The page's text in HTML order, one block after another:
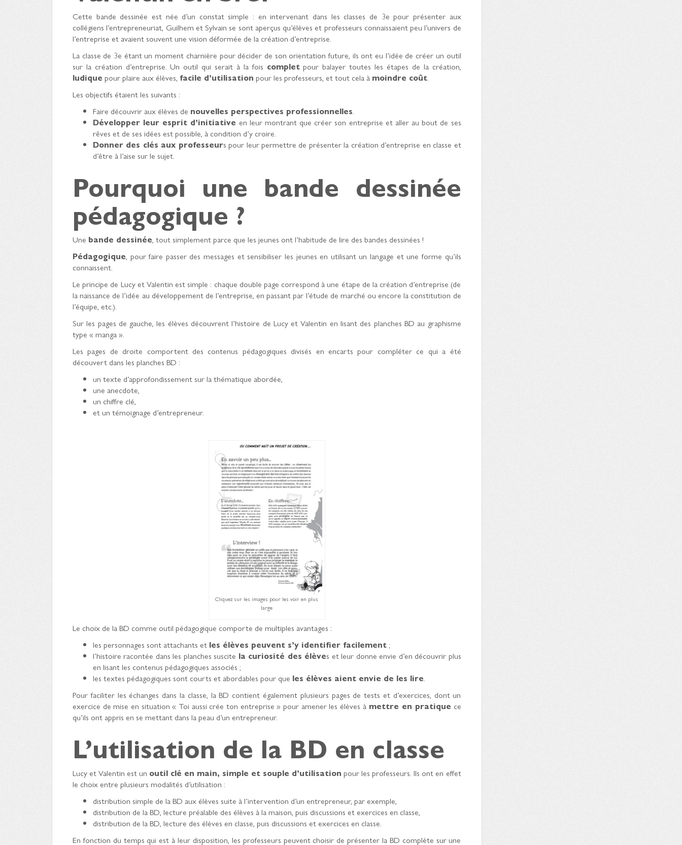
Cette bande dessinée est née d’un constat simple : en intervenant dans les classes de 3e pour présenter aux
collégiens l’entrepreneuriat, Guilhem et Sylvain se sont aperçus qu’élèves et professeurs connaissaient peu l’univers de
l’entreprise et avaient souvent une vision déformée de la création d’entreprise.
La classe de 3e étant un moment charnière pour décider de son orientation future, ils ont eu l’idée de créer un outil
sur la création d’entreprise. Un outil qui serait à la fois completpour balayer toutes les étapes de la création,
ludique pour plaire aux élèves, facile d’utilisation pour les professeurs, et tout cela à moindre coût.
Les objectifs étaient les suivants :
Faire découvrir aux élèves de nouvelles perspectives professionnelles.
Développer leur esprit d’initiative en leur montrant que créer son entreprise et aller au bout de ses
rêves et de ses idées est possible, à condition d’y croire.
Donner des clés aux professeurs pour leur permettre de présenter la création d’entreprise en classe et
d’être à l’aise sur le sujet.
Pourquoi une bande dessinée
pédagogique ?
Une bande dessinée, tout simplement parce que les jeunes ont l’habitude de lire des bandes dessinées !
Pédagogique, pour faire passer des messages et sensibiliser les jeunes en utilisant un langage et une forme qu’ils
connaissent.
Le principe de Lucy et Valentin est simple : chaque double page correspond à une étape de la création d’entreprise (de
la naissance de l’idée au développement de l’entreprise, en passant par l’étude de marché ou encore la constitution de
l’équipe, etc.).
Sur les pages de gauche, les élèves découvrent l’histoire de Lucy et Valentin en lisant des planches BD au graphisme
type « manga ».
Les pages de droite comportent des contenus pédagogiques divisés en encarts pour compléter ce qui a été
découvert dans les planches BD :
un texte d’approfondissement sur la thématique abordée,
une anecdote,
un chiffre clé,
et un témoignage d’entrepreneur.
Cliquez sur les images pour les voir en plus
large
Le choix de la BD comme outil pédagogique comporte de multiples avantages :
les personnages sont attachants et les élèves peuvent s’y identifier facilement;
l’histoire racontée dans les planches suscite la curiosité des élèves et leur donne envie d’en découvrir plus
en lisant les contenus pédagogiques associés ;
les textes pédagogiques sont courts et abordables pour que les élèves aient envie de les lire.
Pour faciliter les échanges dans la classe, la BD contient également plusieurs pages de tests et d’exercices, dont un
exercice de mise en situation « Toi aussi crée ton entreprise » pour amener les élèves àmettre en pratique ce
qu’ils ont appris en se mettant dans la peau d’un entrepreneur.
L’utilisation de la BD en classe
Lucy et Valentin est un outil clé en main, simple et souple d’utilisation pour les professeurs. Ils ont en effet
le choix entre plusieurs modalités d’utilisation :
distribution simple de la BD aux élèves suite à l’intervention d’un entrepreneur, par exemple,
distribution de la BD, lecture préalable des élèves à la maison, puis discussions et exercices en classe,
distribution de la BD, lecture des élèves en classe, puis discussions et exercices en classe.
En fonction du temps qui est à leur disposition, les professeurs peuvent choisir de présenter la BD complète sur une